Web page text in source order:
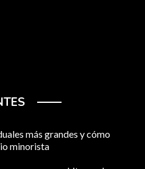
más grandes y cómo
minorista